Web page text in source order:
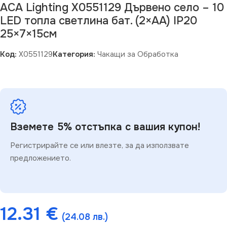
ACA Lighting X0551129 Дървено село – 10
LED топла светлина бат. (2×AA) IP20
25×7×15см
Код: X0551129Категория: Чакащи за Обработка
Вземете 5% отстъпка с вашия купон!
Регистрирайте се или влезте, за да използвате
предложението.
12.31 € (24.08 лв.)